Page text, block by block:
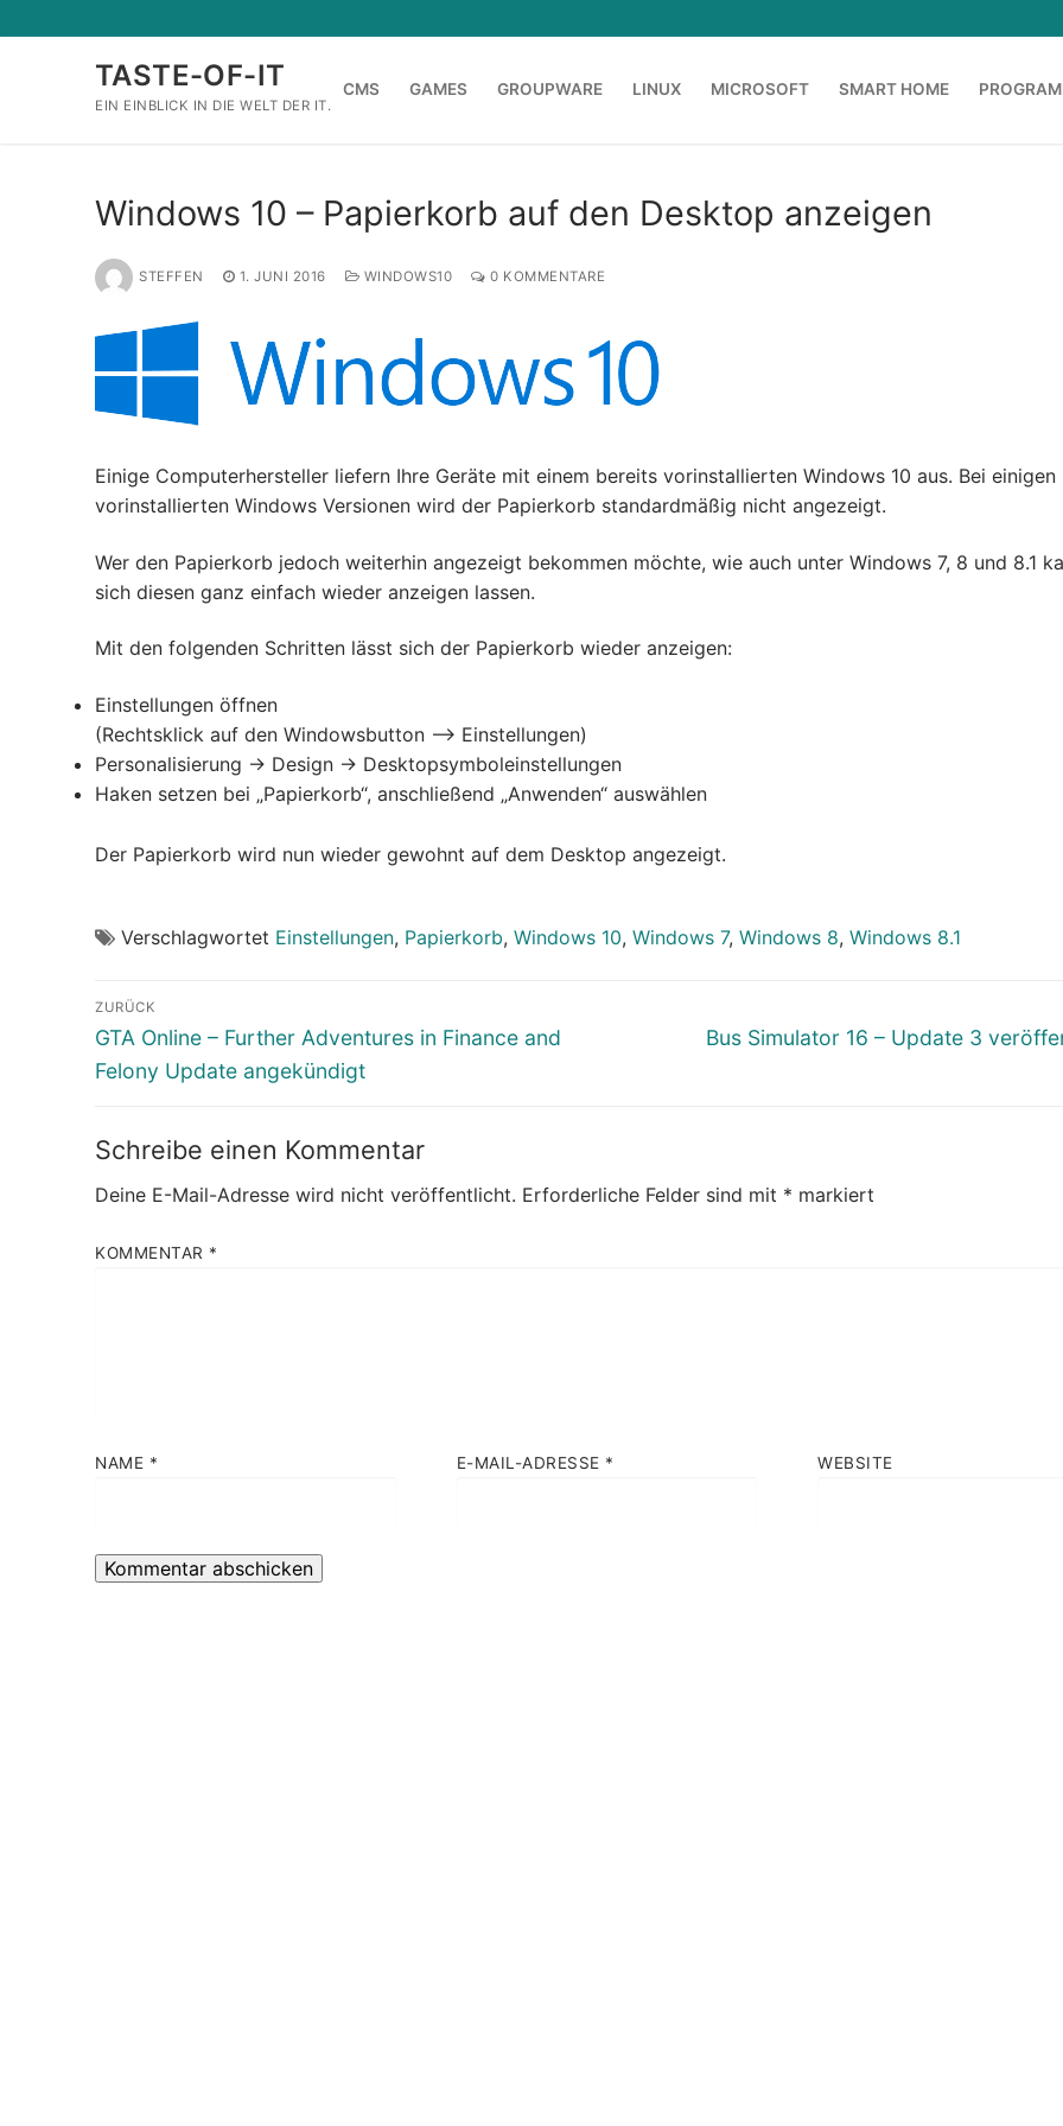
Inhalt
TASTE-OF-IT
EIN EINBLICK IN DIE WELT DER IT.
CMS GAMES GROUPWARE LINUX MICROSOFT SMART HOME
Windows 10 – Papierkorb auf den Desktop anzeigen
STEFFEN 1. JUNI 2016 WINDOWS10 0 KOMMENTARE
Einige Computerhersteller liefern Ihre Geräte mit einem bereits vorinstallierten Windows 10 aus. Bei einigen
vorinstallierten Windows Versionen wird der Papierkorb standardmäßig nicht angezeigt.
Wer den Papierkorb jedoch weiterhin angezeigt bekommen möchte, wie auch unter Windows 7, 8 und 8.1
sich diesen ganz einfach wieder anzeigen lassen.
Mit den folgenden Schritten lässt sich der Papierkorb wieder anzeigen:
Einstellungen öffnen
(Rechtsklick auf den Windowsbutton –> Einstellungen)
Personalisierung -> Design -> Desktopsymboleinstellungen
Haken setzen bei „Papierkorb“, anschließend „Anwenden“ auswählen
Der Papierkorb wird nun wieder gewohnt auf dem Desktop angezeigt.
Verschlagwortet Einstellungen, Papierkorb, Windows 10, Windows 7, Windows 8, Windows 8.1
Beitragsnavigation
ZURÜCK
Vorheriger
Beitrag:
GTA Online – Further Adventures in Finance and
Felony Update angekündigt
Nächster
Bus Simulator 16 – Update 3
Schreibe einen Kommentar
Deine E-Mail-Adresse wird nicht veröffentlicht. Erforderliche Felder sind mit * markiert
KOMMENTAR *
NAME * E-MAIL-ADRESSE * WEBSITE